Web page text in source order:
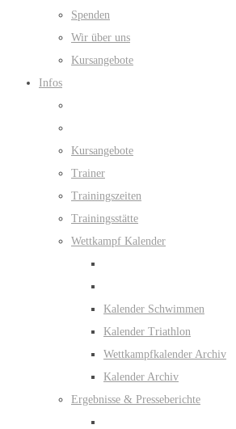
Spenden
Wir über uns
Kursangebote
Infos
Kursangebote
Trainer
Trainingszeiten
Trainingsstätte
Wettkampf Kalender
Kalender Schwimmen
Kalender Triathlon
Wettkampfkalender Archiv
Kalender Archiv
Ergebnisse & Presseberichte